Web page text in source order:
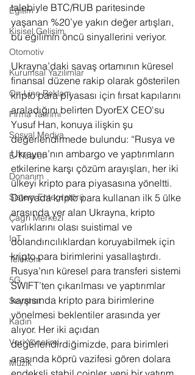
Eğitim
Kişisel Gelişim
Otomotiv
Kurumsal Yazılımlar
On-Line Reklam
Firma Yatırımı
Sosyal Medya
E-Ticaret
Donanım
Sistem Entegratörü
Çağrı Merkezi
IoT
Telekom
5G
Seyahat
Kadın
Veri Yönetimi
Müzik
talebiyle BTC/RUB paritesinde
yaşanan %20’ye yakın değer artışları,
bu eğilimin öncü sinyallerini veriyor.
Ukrayna’daki savaş ortamının küresel
finansal düzene rakip olarak gösterilen
kripto para piyasası için fırsat kapılarını
araladığını belirten DyorEX CEO'su
Yusuf Han, konuya ilişkin şu
değerlendirmede bulundu: “Rusya ve
Ukrayna’nın ambargo ve yaptırımların
etkilerine karşı çözüm arayışları, her iki
ülkeyi kripto para piyasasına yöneltti.
Dünyada kripto para kullanan ilk 5 ülke
arasında yer alan Ukrayna, kripto
varlıklarını olası suistimal ve
dolandırıcılıklardan koruyabilmek için
kripto para birimlerini yasallaştırdı.
Rusya’nın küresel para transferi sistemi
SWIFT’ten çıkarılması ve yaptırımlar
karşısında kripto para birimlerine
yönelmesi beklentiler arasında yer
alıyor. Her iki açıdan
değerlendirdiğimizde, para birimleri
arasında köprü vazifesi gören dolara